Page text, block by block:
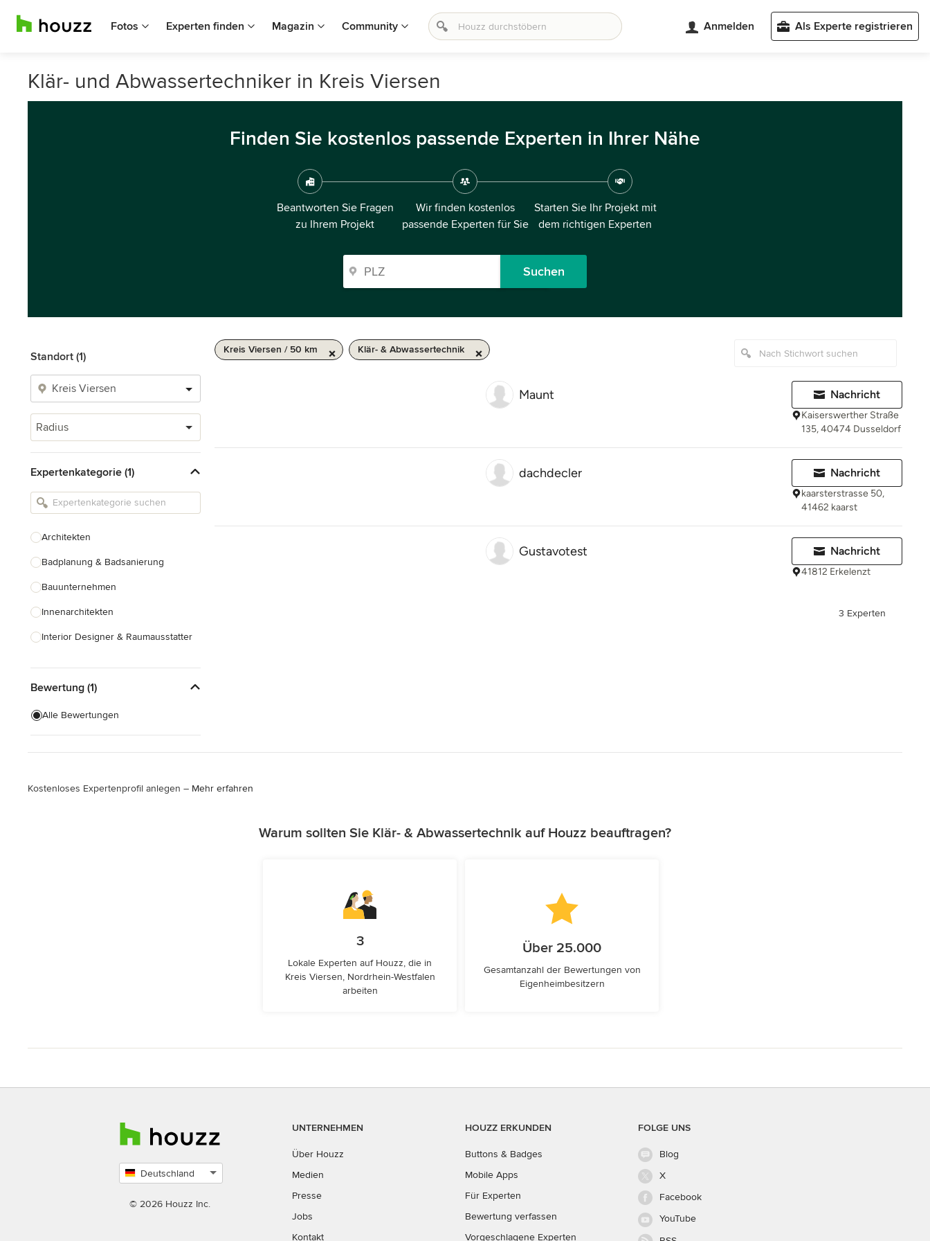
Fotos Experten finden Magazin Community Anmelden Als Experte registrieren
Klär- und Abwassertechniker in Kreis Viersen
Finden Sie kostenlos passende Experten in Ihrer Nähe
Beantworten Sie Fragen
zu Ihrem Projekt
Wir finden kostenlos
passende Experten für Sie
Starten Sie Ihr Projekt mit
dem richtigen Experten
Suchen
Standort (1)
Radius
Expertenkategorie (1)
Architekten
Badplanung & Badsanierung
Bauunternehmen
Innenarchitekten
Interior Designer & Raumausstatter
Landschaftsarchitekten
Armaturen & Sanitärbedarf
Beleuchtung
Alle anzeigen
Bewertung (1)
Alle Bewertungen
Kreis Viersen / 50 km Klär- & Abwassertechnik
Maunt Nachricht
Kaiserswerther Straße
135, 40474 Dusseldorf
dachdecler Nachricht
kaarsterstrasse 50,
41462 kaarst
Gustavotest Nachricht
41812 Erkelenzt
3 Experten
Kostenloses Expertenprofil anlegen – Mehr erfahren
Warum sollten Sie Klär- & Abwassertechnik auf Houzz beauftragen?
3
Lokale Experten auf Houzz, die in
Kreis Viersen, Nordrhein-Westfalen
arbeiten
Über 25.000
Gesamtanzahl der Bewertungen von
Eigenheimbesitzern
Deutschland
auswählen
© 2026 Houzz Inc.
UNTERNEHMEN
Über Houzz
Medien
Presse
Jobs
Kontakt
HOUZZ ERKUNDEN
Buttons & Badges
Mobile Apps
Für Experten
Bewertung verfassen
Vorgeschlagene Experten
FOLGE UNS
Blog
X
Facebook
YouTube